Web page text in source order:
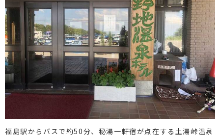
福島駅からバスで約50分、秘湯一軒宿が点在する土湯峠温泉